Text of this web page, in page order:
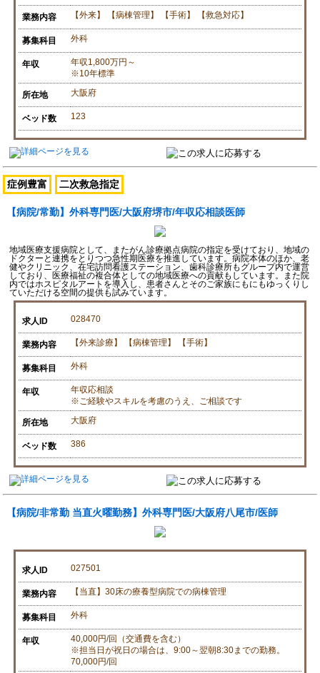
業務内容 【外来】 【病棟管理】 【手術】 【救急対応】
募集科目 外科
年収
年収1,800万円～
※10年標準
所在地 大阪府
ベッド数 123
症例豊富 二次救急指定
【病院/常勤】外科専門医/大阪府堺市/年収応相談医師
地域医療支援病院として、またがん診療拠点病院の指定を受けており、地域の
ドクターと連携をとりつつ急性期医療を推進しています。病院本体のほか、老
健やクリニック、在宅訪問看護ステーション、歯科診療所もグループ内で運営
しており、医療福祉の複合体としての地域医療への貢献もしています。また院
内ではホスピタルアートを導入し、患者さんとそのご家族にもにもゆっくりし
ていただける空間の提供も試みています。
求人ID 028470
業務内容 【外来診療】 【病棟管理】 【手術】
募集科目 外科
年収
年収応相談
※ご経験やスキルを考慮のうえ、ご相談です
所在地 大阪府
ベッド数 386
【病院/非常勤 当直火曜勤務】外科専門医/大阪府八尾市/医師
求人ID 027501
業務内容 【当直】30床の療養型病院での病棟管理
募集科目 外科
年収
40,000円/回（交通費を含む）
※担当日が祝日の場合は、9:00～翌朝8:30までの勤務。
70,000円/回